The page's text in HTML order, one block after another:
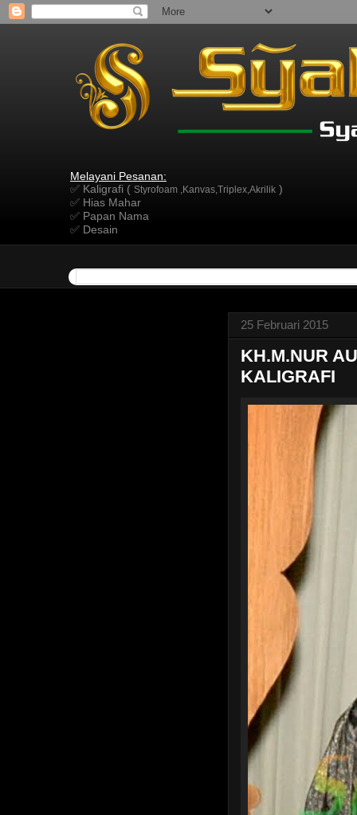
Melayani Pesanan:
✅ Kaligrafi ( Styrofoam ,Kanvas,Triplex,Akrilik )
✅ Hias Mahar
✅ Papan Nama
✅ Desain
25 Februari 2015
KH.M.NUR
KALIGRAFI